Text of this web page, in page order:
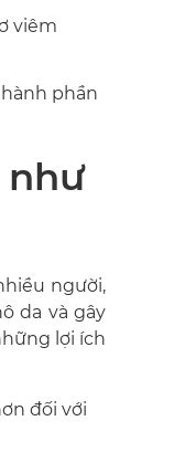
viêm
phần
như
người,
da và gây
lợi ích
đối với